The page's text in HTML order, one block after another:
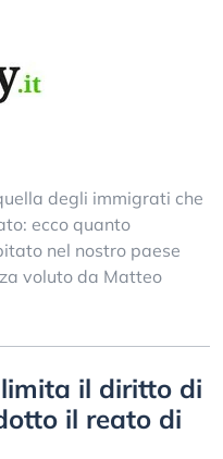
degli immigrati che
ecco quanto
nel nostro paese
voluto da Matteo
il diritto di
il reato di